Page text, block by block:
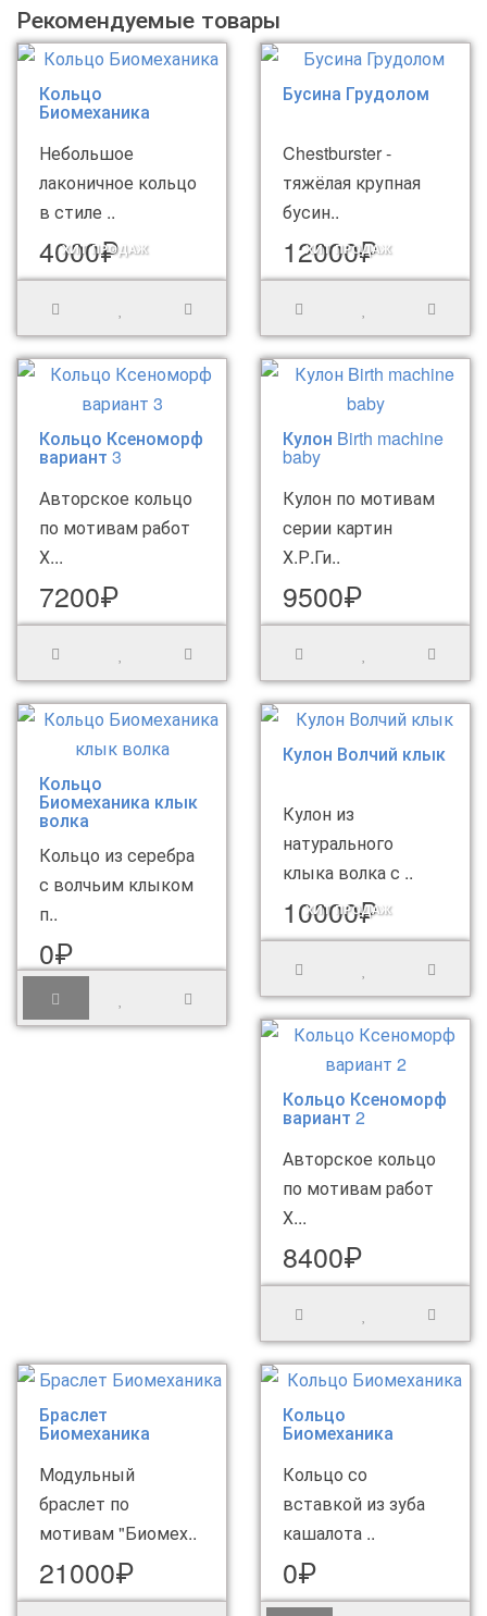
Рекомендуемые товары
Кольцо
Биомеханика
Небольшое
лаконичное кольцо
в стиле ..
ХИТ ПРОДАЖ
4000₽
Бусина Грудолом
Chestburster -
тяжёлая крупная
бусин..
ХИТ ПРОДАЖ
12000₽
Кольцо Ксеноморф
вариант 3
Авторское кольцо
по мотивам работ
Х...
7200₽
Кулон Birth machine
baby
Кулон по мотивам
серии картин
Х.Р.Ги..
9500₽
Кольцо
Биомеханика клык
волка
Кольцо из серебра
с волчьим клыком
п..
0₽
Кулон Волчий клык
Кулон из
натурального
клыка волка с ..
ХИТ ПРОДАЖ
10000₽
Кольцо Ксеноморф
вариант 2
Авторское кольцо
по мотивам работ
Х...
8400₽
Браслет
Биомеханика
Модульный
браслет по
мотивам "Биомех..
21000₽
Кольцо
Биомеханика
Кольцо со
вставкой из зуба
кашалота ..
0₽